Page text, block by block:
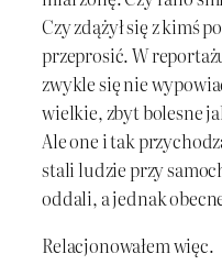
Czy zdążył się z kimś
przeprosić. W
zwykle się nie
wielkie, zbyt bolesne
Ale one i tak
stali ludzie przy
oddali, a jednak
Relacjonowałem więc.